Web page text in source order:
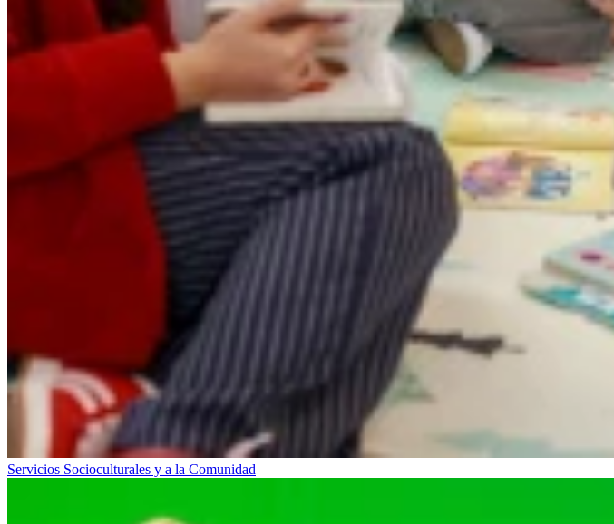
Servicios Socioculturales y a la Comunidad